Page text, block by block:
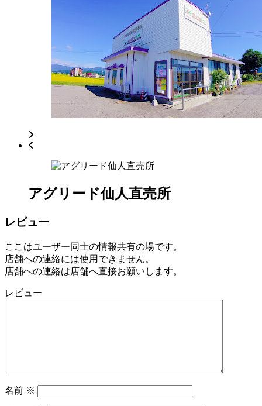
月
日
ね
と
アグリード仙人直売所
レビュー
ここはユーザー同士の情報共有の場です。
店舗への連絡には使用できません。
店舗への連絡は店舗へ直接お願いします。
レビュー
名前 ※